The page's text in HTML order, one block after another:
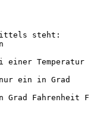
steht:
einer Temperatur
ein in Grad
Grad Fahrenheit F